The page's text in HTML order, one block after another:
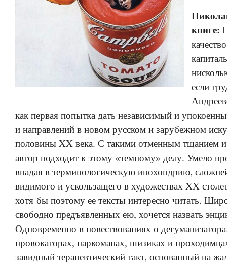
книге:
если
как первая попытка дать независимый и
и направлений в новом русском и зарубежном
половины XX века. С такими отменным тщанием
автор подходит к этому «темному» делу. Умело
впадая в терминологическую ипохондрию,
видимого и ускользащего в художествах XX
хотя бы поэтому ее тексты интересно читать.
свободно предъявленных ею, хочется назвать
Одновременно в повествованиях о
провокаторах, наркоманах, шизиках и
завидный терапевтический такт, основанный на